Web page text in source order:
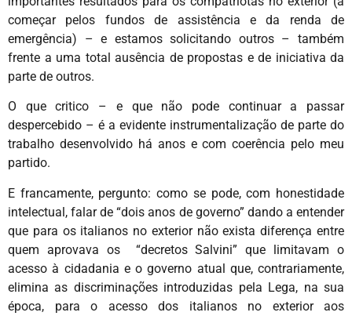
começar pelos fundos de assistência e da renda de
emergência) – e estamos solicitando outros – também
frente a uma total ausência de propostas e de iniciativa da
parte de outros.
O que critico – e que não pode continuar a passar
despercebido – é a evidente instrumentalização de parte do
trabalho desenvolvido há anos e com coerência pelo meu
partido.
E francamente, pergunto: como se pode, com honestidade
intelectual, falar de “dois anos de governo” dando a entender
que para os italianos no exterior não exista diferença entre
quem aprovava os “decretos Salvini” que limitavam o
acesso à cidadania e o governo atual que, contrariamente,
elimina as discriminações introduzidas pela Lega, na sua
época, para o acesso dos italianos no exterior aos